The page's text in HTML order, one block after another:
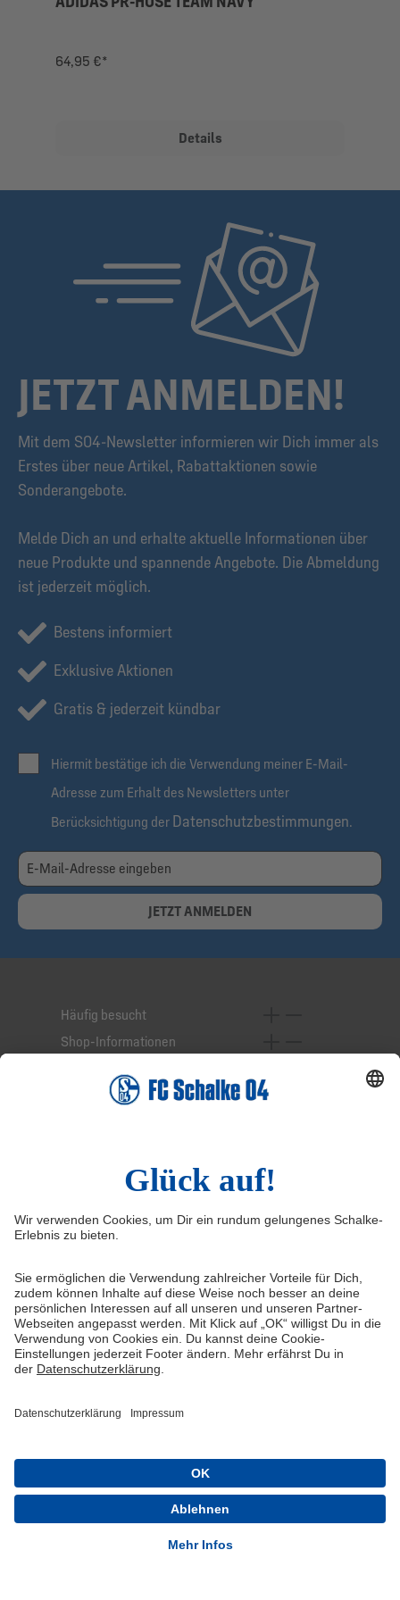
64,95 €*
Details
JETZT ANMELDEN!
Mit dem S04-Newsletter informieren wir Dich immer als
Erstes über neue Artikel, Rabattaktionen sowie
Sonderangebote.
Melde Dich an und erhalte aktuelle Informationen über
neue Produkte und spannende Angebote. Die Abmeldung
ist jederzeit möglich.
Bestens informiert
Exklusive Aktionen
Gratis & jederzeit kündbar
Hiermit bestätige ich die Verwendung meiner E-Mail-
Adresse zum Erhalt des Newsletters unter
Berücksichtigung der Datenschutzbestimmungen.
JETZT ANMELDEN
Häufig besucht
Shop-Informationen
Service-Hotline
Widerruf Vertrag widerrufen
AGB
Cookie-Einstellungen
Datenschutzerklärung Impressum